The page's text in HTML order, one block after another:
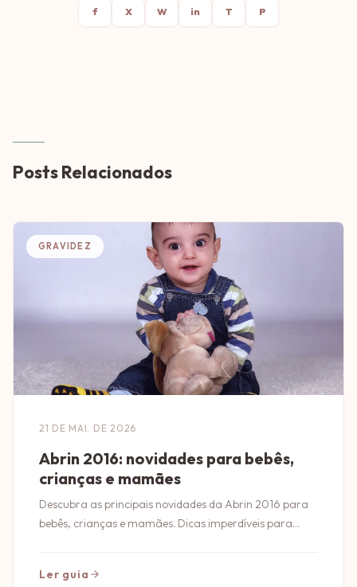
f
X W in T P
Posts Relacionados
GRAVIDEZ
21 DE MAI. DE 2026
Abrin 2016: novidades para bebês,
crianças e mamães
Descubra as principais novidades da Abrin 2016 para
bebês, crianças e mamães. Dicas imperdíveis para
Ler guia